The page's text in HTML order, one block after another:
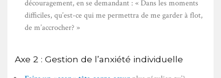
découragement, en se demandant : « Dans les moments
difficiles, qu’est-ce qui me permettra de me garder à flot,
de m’accrocher? »
Axe 2 : Gestion de l’anxiété individuelle